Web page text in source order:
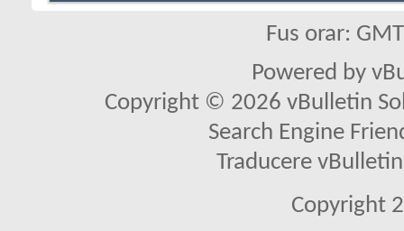
Fus orar:
Powered by
Copyright © 2026 vBulletin
Search Engine
Traducere
Copyright